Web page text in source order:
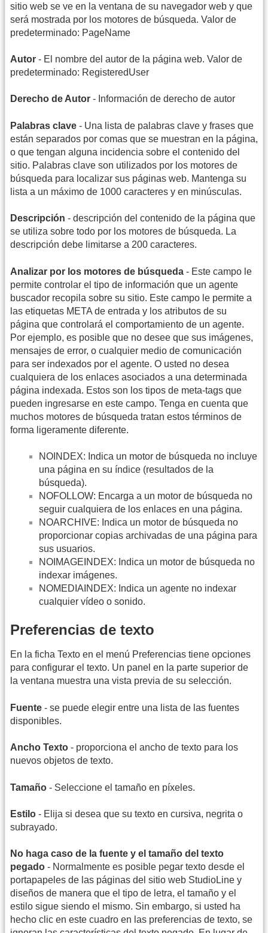
sitio web se ve en la ventana de su navegador web y que
será mostrada por los motores de búsqueda. Valor de
predeterminado: PageName
Autor - El nombre del autor de la página web. Valor de
predeterminado: RegisteredUser
Derecho de Autor - Información de derecho de autor
Palabras clave - Una lista de palabras clave y frases que
están separados por comas que se muestran en la página,
o que tengan alguna incidencia sobre el contenido del
sitio. Palabras clave son utilizados por los motores de
búsqueda para localizar sus páginas web. Mantenga su
lista a un máximo de 1000 caracteres y en minúsculas.
Descripción - descripción del contenido de la página que
se utiliza sobre todo por los motores de búsqueda. La
descripción debe limitarse a 200 caracteres.
Analizar por los motores de búsqueda - Este campo le
permite controlar el tipo de información que un agente
buscador recopila sobre su sitio. Este campo le permite a
las etiquetas META de entrada y los atributos de su
página que controlará el comportamiento de un agente.
Por ejemplo, es posible que no desee que sus imágenes,
mensajes de error, o cualquier medio de comunicación
para ser indexados por el agente. O usted no desea
cualquiera de los enlaces asociados a una determinada
página indexada. Estos son los tipos de meta-tags que
pueden ingresarse en este campo. Tenga en cuenta que
muchos motores de búsqueda tratan estos términos de
forma ligeramente diferente.
NOINDEX: Indica un motor de búsqueda no incluye
una página en su índice (resultados de la
búsqueda).
NOFOLLOW: Encarga a un motor de búsqueda no
seguir cualquiera de los enlaces en una página.
NOARCHIVE: Indica un motor de búsqueda no
proporcionar copias archivadas de una página para
sus usuarios.
NOIMAGEINDEX: Indica un motor de búsqueda no
indexar imágenes.
NOMEDIAINDEX: Indica un agente no indexar
cualquier vídeo o sonido.
Preferencias de texto
En la ficha Texto en el menú Preferencias tiene opciones
para configurar el texto. Un panel en la parte superior de
la ventana muestra una vista previa de su selección.
Fuente - se puede elegir entre una lista de las fuentes
disponibles.
Ancho Texto - proporciona el ancho de texto para los
nuevos objetos de texto.
Tamaño - Seleccione el tamaño en píxeles.
Estilo - Elija si desea que su texto en cursiva, negrita o
subrayado.
No haga caso de la fuente y el tamaño del texto
pegado - Normalmente es posible pegar texto desde el
portapapeles de las páginas del sitio web StudioLine y
diseños de manera que el tipo de letra, el tamaño y el
estilo sigue siendo el mismo. Sin embargo, si usted ha
hecho clic en este cuadro en las preferencias de texto, se